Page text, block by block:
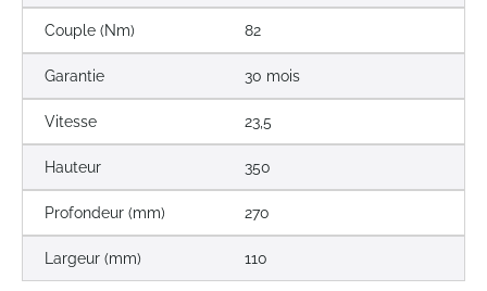
Couple (Nm) 82
Garantie 30 mois
Vitesse 23,5
Hauteur 350
Profondeur (mm) 270
Largeur (mm) 110